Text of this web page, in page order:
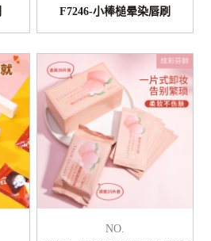
F7246-小棒槌晕染唇刷
NO.